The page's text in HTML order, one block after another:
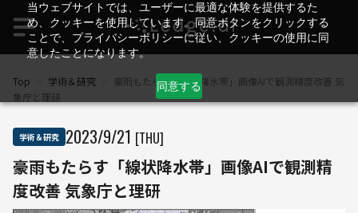
当ウェブサイトでは、ユーザーに最適な体験を提供するた
め、クッキーを使用しています。同意ボタンをクリックする
ことで、プライバシーポリシーに従い、クッキーの使用に同
意したことになります。
同意する
Top 学術＆研究
豪雨もたらす「線状降水帯」画像AIで観測精度改善 気
象庁と理研
学術＆研究 2023/9/21 [THU]
豪雨もたらす「線状降水帯」画像AIで観測精
度改善 気象庁と理研